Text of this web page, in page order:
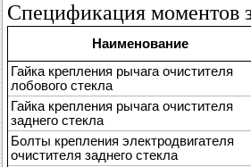
Спецификация моментов
Наименование
Гайка крепления рычага очистителя
лобового стекла
Гайка крепления рычага очистителя
заднего стекла
Болты крепления электродвигателя
очистителя заднего стекла